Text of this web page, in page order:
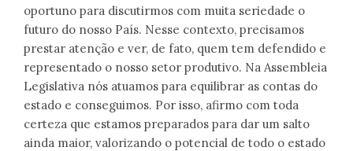
oportuno para discutirmos com muita seriedade o
futuro do nosso País. Nesse contexto, precisamos
prestar atenção e ver, de fato, quem tem defendido e
representado o nosso setor produtivo. Na Assembleia
Legislativa nós atuamos para equilibrar as contas do
estado e conseguimos. Por isso, afirmo com toda
certeza que estamos preparados para dar um salto
ainda maior, valorizando o potencial de todo o estado